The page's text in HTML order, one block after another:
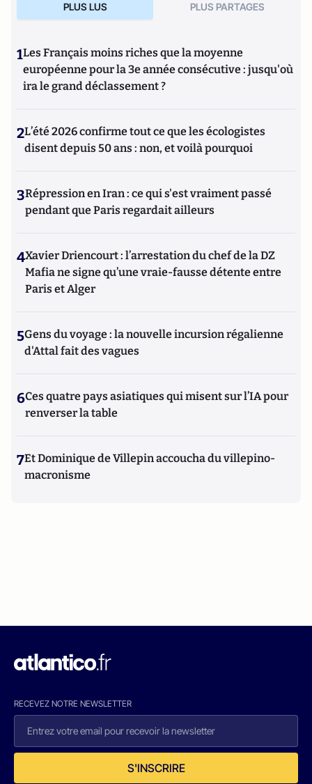
PLUS LUS PLUS PARTAGES
1Les Français moins riches que la moyenne
européenne pour la 3e année consécutive : jusqu'où
ira le grand déclassement ?
2L’été 2026 confirme tout ce que les écologistes
disent depuis 50 ans : non, et voilà pourquoi
3Répression en Iran : ce qui s'est vraiment passé
pendant que Paris regardait ailleurs
4Xavier Driencourt : l’arrestation du chef de la DZ
Mafia ne signe qu’une vraie-fausse détente entre
Paris et Alger
5Gens du voyage : la nouvelle incursion régalienne
d'Attal fait des vagues
6Ces quatre pays asiatiques qui misent sur l’IA pour
renverser la table
7Et Dominique de Villepin accoucha du villepino-
macronisme
RECEVEZ NOTRE NEWSLETTER
S'INSCRIRE